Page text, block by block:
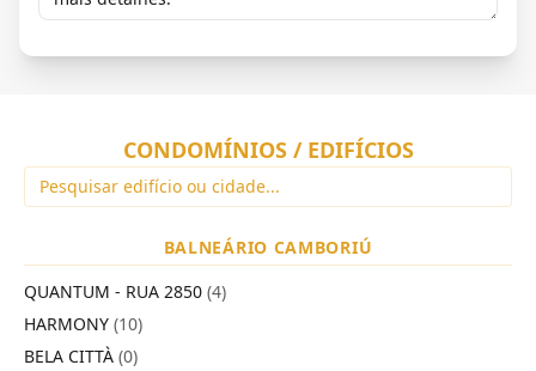
CONDOMÍNIOS / EDIFÍCIOS
BALNEÁRIO CAMBORIÚ
QUANTUM - RUA 2850 (4)
HARMONY (10)
BELA CITTÀ (0)